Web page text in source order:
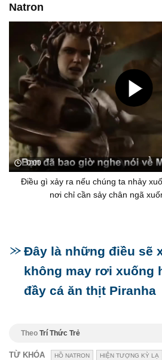
Natron
0:00
Điều gì xảy ra nếu chúng ta nhảy
nơi chỉ cần sảy chân ngã
Đây là những điều sẽ
không may rơi xuống
đầy cá ăn thịt Piranha
Theo Trí Thức Trẻ
TỪ KHÓA HỒ NATRON HIỆN TƯỢNG KỲ LẠ